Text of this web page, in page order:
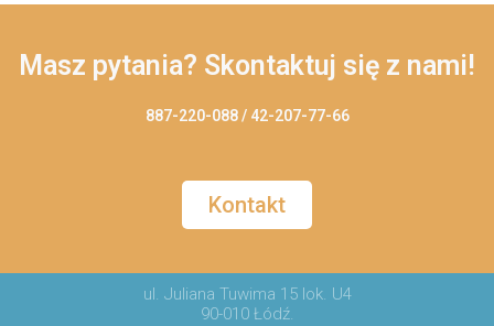
Masz pytania? Skontaktuj się z nami!
887-220-088 / 42-207-77-66
Kontakt
ul. Juliana Tuwima 15 lok. U4
90-010 Łódź.